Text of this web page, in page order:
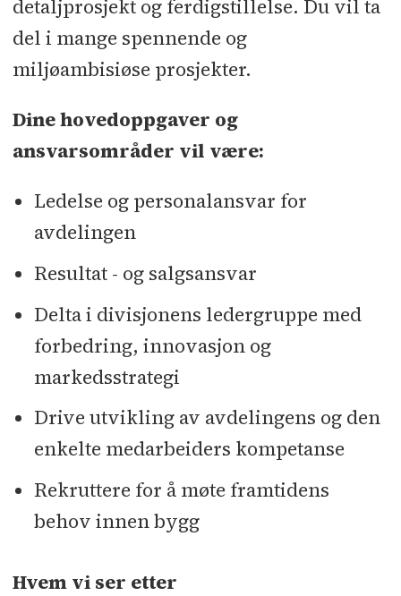
detaljprosjekt og ferdigstillelse. Du vil ta
del i mange spennende og
miljøambisiøse prosjekter.
Dine hovedoppgaver og
ansvarsområder vil være:
Ledelse og personalansvar for
avdelingen
Resultat - og salgsansvar
Delta i divisjonens ledergruppe med
forbedring, innovasjon og
markedsstrategi
Drive utvikling av avdelingens og den
enkelte medarbeiders kompetanse
Rekruttere for å møte framtidens
behov innen bygg
Hvem vi ser etter